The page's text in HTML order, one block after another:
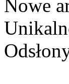
Nowe